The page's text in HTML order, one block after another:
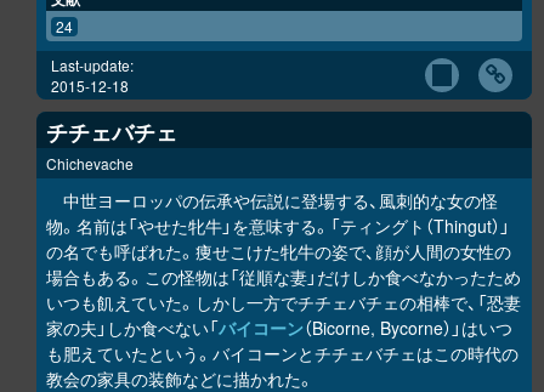
24
Last-update:
2015-12-18
チチェバチェ
Chichevache
中世ヨーロッパの伝承や伝説に登場する、風刺的な女の怪
物。名前は「やせた牝牛」を意味する。「ティングト（Thingut）」
の名でも呼ばれた。痩せこけた牝牛の姿で、顔が人間の女性の
場合もある。この怪物は「従順な妻」だけしか食べなかったため
いつも飢えていた。しかし一方でチチェバチェの相棒で、「恐妻
家の夫」しか食べない「バイコーン（Bicorne, Bycorne）」はいつ
も肥えていたという。バイコーンとチチェバチェはこの時代の
教会の家具の装飾などに描かれた。